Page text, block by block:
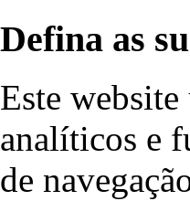
Defina as
Este
analíticos e
de